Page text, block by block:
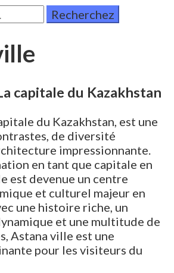
capitale du Kazakhstan
du Kazakhstan, est une
de diversité
impressionnante.
en tant que capitale en
est devenue un centre
et culturel majeur en
une histoire riche, un
et une multitude de
Astana ville est une
pour les visiteurs du